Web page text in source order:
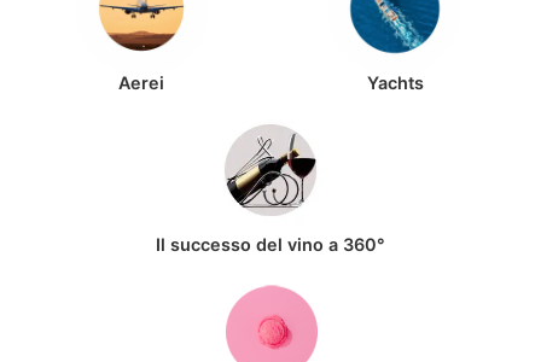
Aerei Yachts
Il successo del vino a 360°